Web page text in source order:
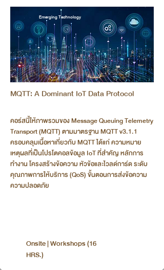
Emerging Technology
MQTT: A Dominant IoT Data Protocol
คอร์สนี้ให้ภาพรวมของ Message Queuing Telemetry
Transport (MQTT) ตามมาตรฐาน MQTT v3.1.1
ครอบคลุมเนื้อหาเกี่ยวกับ MQTT ได้แก่ ความหมาย
เหตุผลที่เป็นโปรโตคอลข้อมูล IoT ที่สำคัญ หลักการ
ทำงาน โครงสร้างข้อความ หัวข้อและไวลด์การ์ด ระดับ
คุณภาพการให้บริการ (QoS) ขั้นตอนการส่งข้อความ
ความปลอดภัย
Onsite | Workshops (16
HRS.)